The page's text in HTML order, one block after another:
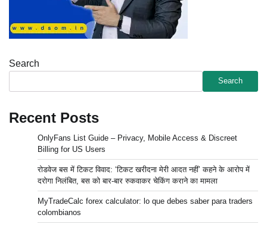
Search
Search
Recent Posts
OnlyFans List Guide – Privacy, Mobile Access & Discreet
Billing for US Users
रोडवेज बस में टिकट विवाद: ‘टिकट खरीदना मेरी आदत नहीं’ कहने के आरोप में
दरोगा निलंबित, बस को बार-बार रुकवाकर चेकिंग कराने का मामला
MyTradeCalc forex calculator: lo que debes saber para traders
colombianos